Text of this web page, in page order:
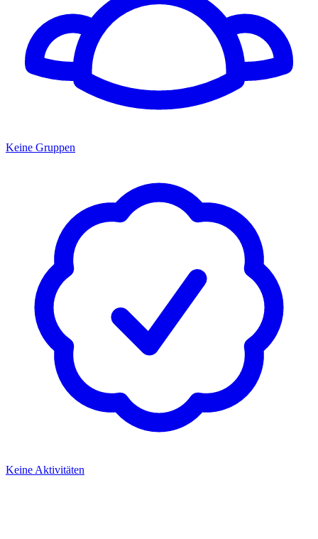
Keine Gruppen
Keine Aktivitäten